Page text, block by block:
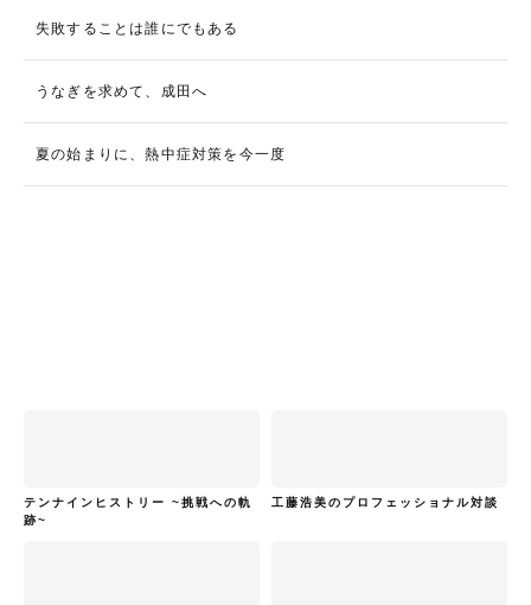
失敗することは誰にでもある
うなぎを求めて、成田へ
夏の始まりに、熱中症対策を今一度
テンナインヒストリー ~挑戦への軌
跡~
工藤浩美のプロフェッショナル対談